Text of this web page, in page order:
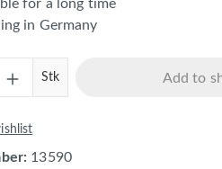
for a long time
in Germany
Enter the
Stk Add to
13590